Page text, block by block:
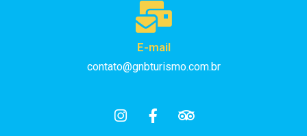
E-mail
contato@gnbturismo.com.br